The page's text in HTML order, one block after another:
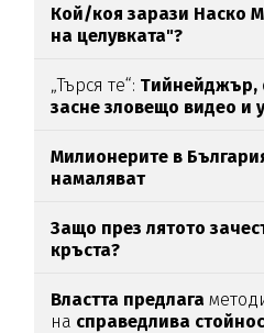
Кой/коя зарази Наско
на целувката"?
„Търся те“: Тийнейджър,
засне зловещо видео и
Милионерите в
намаляват
Защо през лятото
кръста?
Властта предлага
на справедлива